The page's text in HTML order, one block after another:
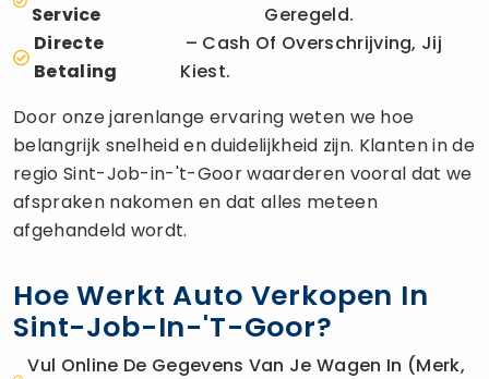
Service
Geregeld.
Directe
Betaling
– Cash Of Overschrijving, Jij
Kiest.
Door onze jarenlange ervaring weten we hoe
belangrijk snelheid en duidelijkheid zijn. Klanten in de
regio Sint-Job-in-'t-Goor waarderen vooral dat we
afspraken nakomen en dat alles meteen
afgehandeld wordt.
Hoe Werkt Auto Verkopen In
Sint-Job-In-'t-Goor?
Vul Online De Gegevens Van Je Wagen In (merk,